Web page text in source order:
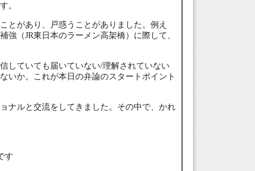
。
とがあり、戸惑うことがありました。例え
（JR東日本のラーメン高架橋）に際して、
していても届いていない/理解されていない
いか。これが本日の弁論のスタートポイント
ナルと交流をしてきました。その中で、かれ
す